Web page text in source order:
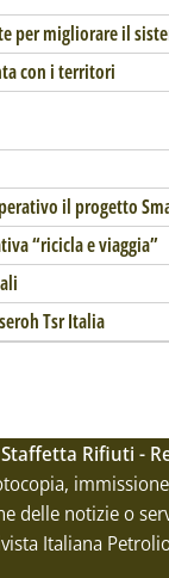
per migliorare il
con i territori
il progetto
“ricicla e viaggia”
Tsr Italia
Staffetta Rifiuti -
delle notizie o
Italiana